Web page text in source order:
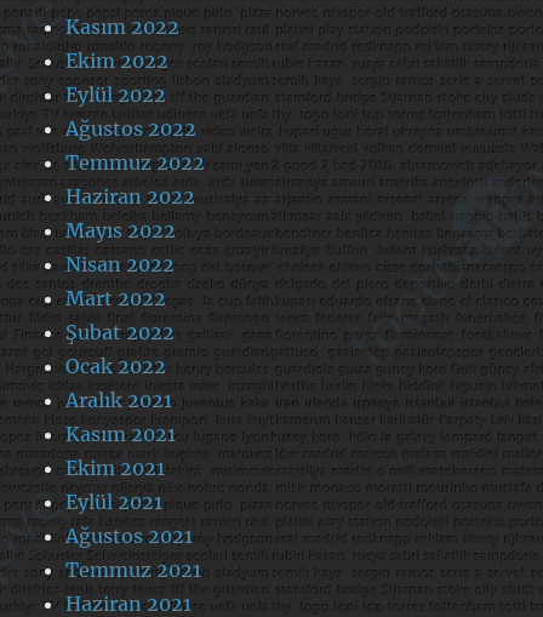
Kasım 2022
Ekim 2022
Eylül 2022
Ağustos 2022
Temmuz 2022
Haziran 2022
Mayıs 2022
Nisan 2022
Mart 2022
Şubat 2022
Ocak 2022
Aralık 2021
Kasım 2021
Ekim 2021
Eylül 2021
Ağustos 2021
Temmuz 2021
Haziran 2021